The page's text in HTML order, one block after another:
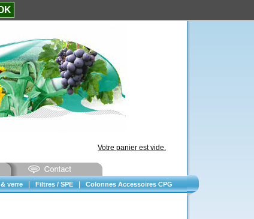
Votre panier est vide.
verre Filtres / SPE Colonnes Accessoires CPG